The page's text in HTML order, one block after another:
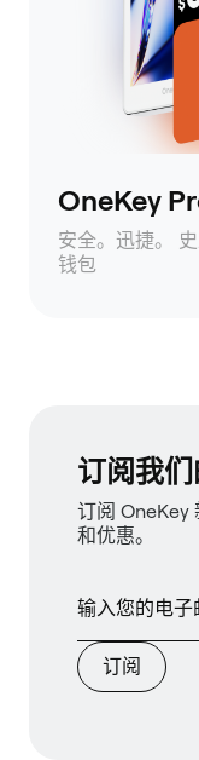
OneKey
安全。迅捷。
钱包
订阅我
订阅 OneKey
和优惠。
订阅